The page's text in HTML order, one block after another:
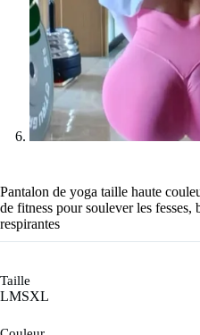
Pantalon de yoga taille haute
de fitness pour soulever les fesses,
respirantes
Taille
LMSXL